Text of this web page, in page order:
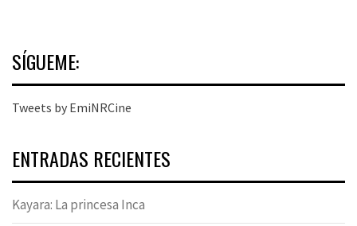
SÍGUEME:
Tweets by EmiNRCine
ENTRADAS RECIENTES
Kayara: La princesa Inca